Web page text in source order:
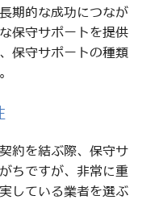
期的な成功につなが
保守サポートを提供
保守サポートの種類
約を結ぶ際、保守サ
ちですが、非常に重
している業者を選ぶ